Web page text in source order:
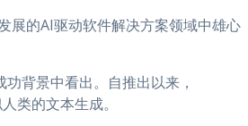
展的AI驱动软件解决方案领域中雄心
背景中看出。自推出以来，
类的文本生成。